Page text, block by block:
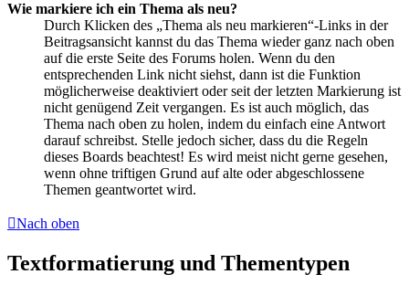
Wie markiere ich ein Thema als neu?
Durch Klicken des „Thema als neu markieren“-Links in der
Beitragsansicht kannst du das Thema wieder ganz nach oben
auf die erste Seite des Forums holen. Wenn du den
entsprechenden Link nicht siehst, dann ist die Funktion
möglicherweise deaktiviert oder seit der letzten Markierung ist
nicht genügend Zeit vergangen. Es ist auch möglich, das
Thema nach oben zu holen, indem du einfach eine Antwort
darauf schreibst. Stelle jedoch sicher, dass du die Regeln
dieses Boards beachtest! Es wird meist nicht gerne gesehen,
wenn ohne triftigen Grund auf alte oder abgeschlossene
Themen geantwortet wird.
Nach oben
Textformatierung und Thementypen